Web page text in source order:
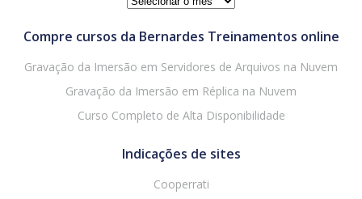
Compre cursos da Bernardes Treinamentos online
Gravação da Imersão em Servidores de Arquivos na Nuvem
Gravação da Imersão em Réplica na Nuvem
Curso Completo de Alta Disponibilidade
Indicações de sites
Cooperrati